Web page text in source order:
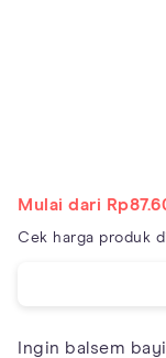
Mulai dari
Cek harga produk
Ingin balsem